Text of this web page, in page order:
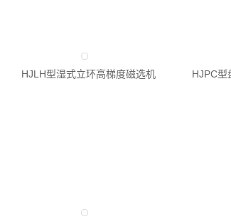
HJLH型湿式立环高梯度磁选机 HJPC型